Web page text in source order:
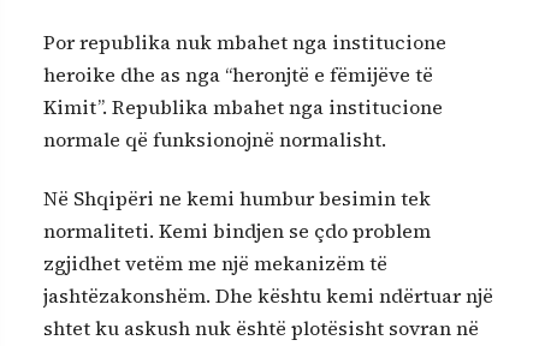
Por republika nuk mbahet nga institucione
heroike dhe as nga “heronjtë e fëmijëve të
Kimit”. Republika mbahet nga institucione
normale që funksionojnë normalisht.
Në Shqipëri ne kemi humbur besimin tek
normaliteti. Kemi bindjen se çdo problem
zgjidhet vetëm me një mekanizëm të
jashtëzakonshëm. Dhe kështu kemi ndërtuar një
shtet ku askush nuk është plotësisht sovran në